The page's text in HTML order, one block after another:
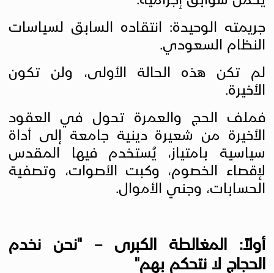
جريمته الوحيدة: انتقاده السابق لسياسات
النظام السعودي.
لم تكن هذه الحالة الأولى، ولن تكون
الأخيرة.
فملف الحج والعمرة تحول في العقود
الأخيرة من شعيرة دينية جامعة إلى أداة
سياسية بامتياز، يُستخدم فيها المقدس
لإقصاء الخصوم، وكبت الأصوات، وتصفية
الحسابات، وجني الأموال.
أولاً: المغالطة الكبرى – "نحن نخدم
الحجاج لا نتحكم بهم"